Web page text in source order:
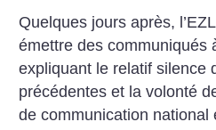
Quelques jours après,
émettre des communiqués
expliquant le relatif silence
précédentes et la volonté
de communication national